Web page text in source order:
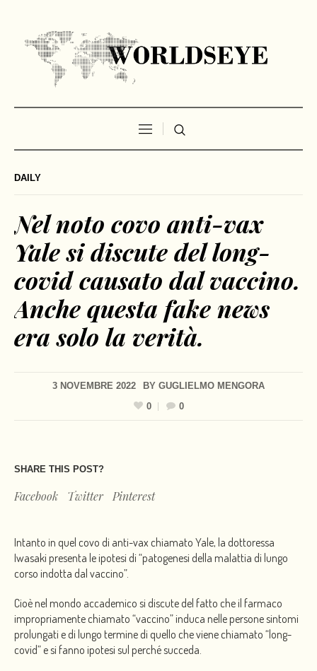
DAILY
Nel noto covo anti-vax
Yale si discute del long-
covid causato dal vaccino.
Anche questa fake news
era solo la verità.
3 NOVEMBRE 2022 BY GUGLIELMO MENGORA
0
0
SHARE THIS POST?
Facebook Twitter Pinterest
Intanto in quel covo di anti-vax chiamato Yale, la dottoressa
Iwasaki presenta le ipotesi di “patogenesi della malattia di lungo
corso indotta dal vaccino”.
Cioè nel mondo accademico si discute del fatto che il farmaco
impropriamente chiamato “vaccino” induca nelle persone sintomi
prolungati e di lungo termine di quello che viene chiamato “long-
covid” e si fanno ipotesi sul perché succeda.